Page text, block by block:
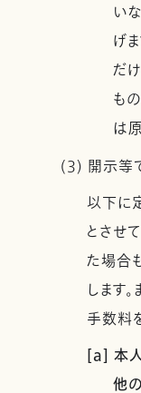
い
げ
だ
も
は
(3) 開示等
以下に
とさせ
た場合
します
手数料
[a] 本
他